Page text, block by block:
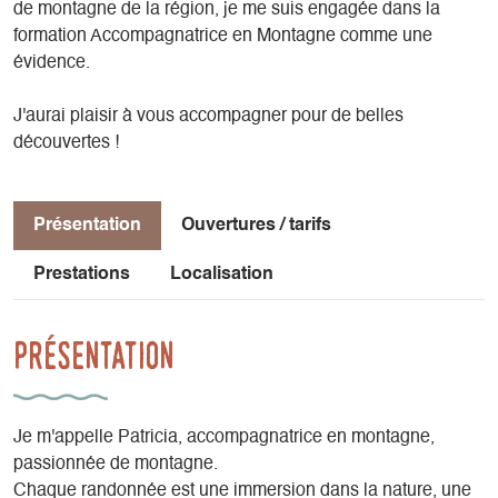
de montagne de la région, je me suis engagée dans la
formation Accompagnatrice en Montagne comme une
évidence.
J'aurai plaisir à vous accompagner pour de belles
découvertes !
Présentation Ouvertures / tarifs
Prestations Localisation
Présentation
Je m'appelle Patricia, accompagnatrice en montagne,
passionnée de montagne.
Chaque randonnée est une immersion dans la nature, une